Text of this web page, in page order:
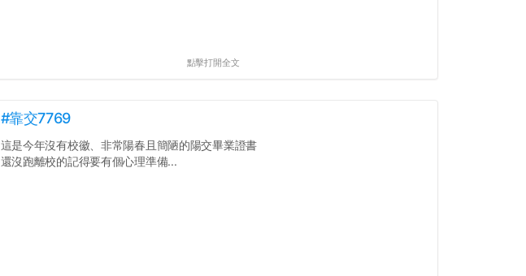
點擊打開全文
#靠交7769
這是今年沒有校徽、非常陽春且簡陋的陽交畢業證書
還沒跑離校的記得要有個心理準備...